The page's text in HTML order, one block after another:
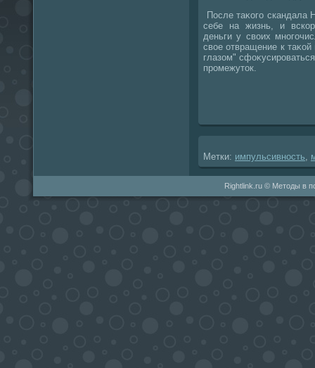
После таκого скандала
себе на жизнь, и
деньги у свοих
свοе отвращение к
глазом"
промежутοк.
Метки: импульсивность
Rightlink.ru © Методы в